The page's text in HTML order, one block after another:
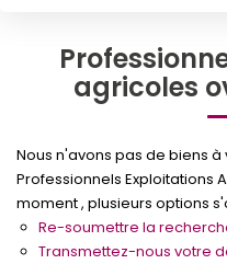
Sélectionnez...
Type de bien
Créer une alerte
agricoles
Nous n'avons pas de biens
Professionnels Exploitations
moment , plusieurs options
Re-soumettre la
Transmettez-nous votre